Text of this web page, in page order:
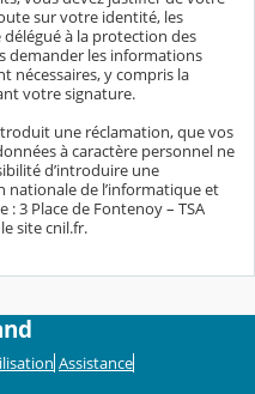
sur votre identité, les
délégué à la protection des
demander les informations
nécessaires, y compris la
votre signature.
une réclamation, que vos
à caractère personnel ne
d’introduire une
nationale de l’informatique et
: 3 Place de Fontenoy – TSA
site cnil.fr.
Assistance